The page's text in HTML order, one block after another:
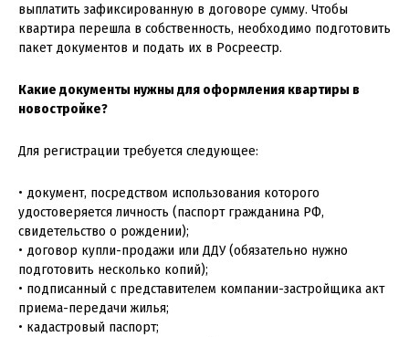
выплатить зафиксированную в договоре сумму. Чтобы
квартира перешла в собственность, необходимо подготовить
пакет документов и подать их в Росреестр.
Какие документы нужны для оформления квартиры в
новостройке?
Для регистрации требуется следующее:
• документ, посредством использования которого
удостоверяется личность (паспорт гражданина РФ,
свидетельство о рождении);
• договор купли-продажи или ДДУ (обязательно нужно
подготовить несколько копий);
• подписанный с представителем компании-застройщика акт
приема-передачи жилья;
• кадастровый паспорт;